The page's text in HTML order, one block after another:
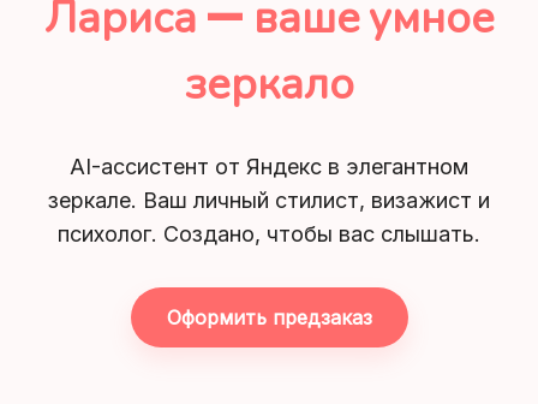
Лариса — ваше умное
зеркало
AI-ассистент от Яндекс в элегантном
зеркале. Ваш личный стилист, визажист и
психолог. Создано, чтобы вас слышать.
Оформить предзаказ